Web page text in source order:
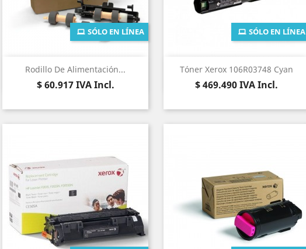
Rodillo De Alimentación...
Precio
$ 60.917IVA Incl.
SÓLO EN LÍNEA
 Vista rápida Tóner Xerox 106R03748 Cyan
Precio
$ 469.490IVA Incl.
SÓLO EN LÍNEA
Vista rápida